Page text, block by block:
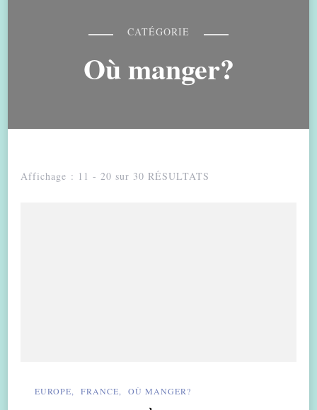
CATÉGORIE
Où manger?
Affichage : 11 - 20 sur 30 RÉSULTATS
EUROPE FRANCE OÙ MANGER?